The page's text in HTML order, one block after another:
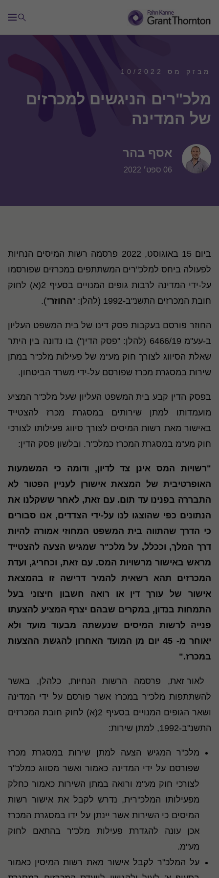
מבזק מס 10/2022
מלכ"רים הניגשים למכרזים
של המדינה
אסף בהר
06 ספט׳ 2022
ביום 15 באוגוסט, 2022 פרסמה רשות המיסים הנחיות
לפעולה ביחס למלכ"רים המשתתפים במכרזים שפורסמו
על-ידי המדינה לרבות גופים המנויים בסעיף 2(א) לחוק
חובת המכרזים התשנ"ב-1992 (להלן: "
החוזר").
החוזר פורסם בעקבות פסק דינו של בית המשפט העליון
ב-עע"מ 6466/19 (להלן: "פסק הדין") בו נדונה בין היתר
שאלת הסיווג לצורך חוק מע"מ של פעילות מלכ"ר במתן
שירות במסגרת מכרז שפורסם על-ידי משרד הביטחון.
בפסק הדין קבע בית המשפט העליון שעל מלכ"ר המציע
מועמדותו למתן שירותים במסגרת מכרז להצטייד
באישור מאת רשות המיסים לצורך סיווג פעילותו לצורכי
חוק מע"מ במסגרת המכרז כמלכ"ר. ובלשון פסק הדין:
"רשויות המס אינן צד לדיון, ודומה כי המשמעות
האופרטיבית של המצאת אישורן לעניין הפטור לא
התבררה בפנינו עד תום. עם זאת, לאחר ששקלנו את
הנתונים כפי שהוצגו לנו על-ידי הצדדים, אנו סבורים
כי הדרך שהתווה בית המשפט המחוזי אמורה להיות
דרך המלך, וככלל, על מלכ"ר שמגיש הצעה להצטייד
מראש באישור מרשויות המס. עם זאת, וכחריג, ועדת
המכרזים תהא רשאית להמיר דרישה זו בהמצאת
אישור של עורך דין או רואה חשבון חיצוני בעל
התמחות בנדון, במקרים שבהם יצרף המציע להצעתו
פנייה לרשות המיסים שנעשתה מבעוד מועד ולא
יאוחר מ- 45 יום מן המועד האחרון להגשת ההצעות
במכרז."
לאור זאת, פרסמה הרשות הנחיות, כלהלן, באשר
להשתתפות מלכ"ר במכרז אשר פורסם על ידי המדינה
ושאר הגופים המנויים בסעיף 2(א) לחוק חובת המכרזים
התשנ"ב-1992, למתן שירות:
מלכ"ר המגיש הצעה למתן שירות במסגרת מכרז
שפורסם על ידי המדינה כאמור ואשר מסווג כמלכ"ר
לצורכי חוק מע"מ ורואה במתן השירות כאמור כחלק
מפעילותו המלכ"רית, נדרש לקבל את אישור רשות
המיסים כי השירות אשר יינתן על ידו במסגרת המכרז
אכן עונה להגדרת פעילות מלכ"ר בהתאם לחוק
מע"מ.
על המלכ"ר לקבל אישור מאת רשות המיסין כאמור